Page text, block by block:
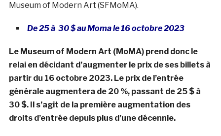
Museum of Modern Art (SFMoMA).
De 25 à 30 $ au Moma le 16 octobre 2023
Le Museum of Modern Art (MoMA) prend donc le
relai en décidant d’augmenter le prix de ses billets à
partir du 16 octobre 2023. Le prix de l’entrée
générale augmentera de 20 %, passant de 25 $ à
30 $. Il s’agit de la première augmentation des
droits d’entrée depuis plus d’une décennie.